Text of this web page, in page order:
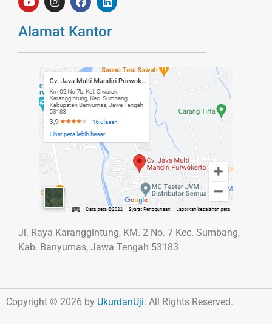
Alamat Kantor
Jl. Raya Karanggintung, KM. 2 No. 7 Kec. Sumbang,
Kab. Banyumas, Jawa Tengah 53183
Copyright © 2026 by UkurdanUji. All Rights Reserved.